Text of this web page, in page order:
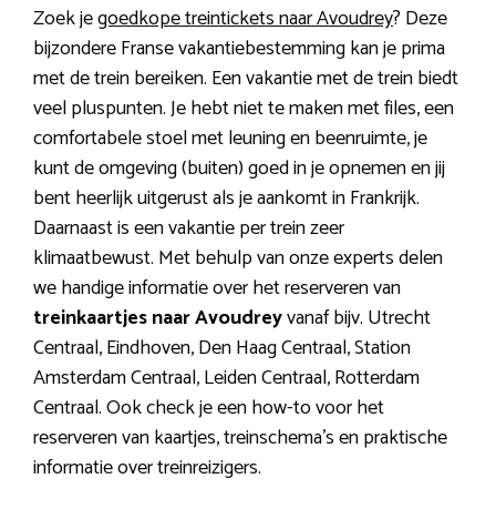
Zoek jegoedkope treintickets naar Avoudrey? Deze
bijzondere Franse vakantiebestemming kan je prima
met de trein bereiken. Een vakantie met de trein biedt
veel pluspunten. Je hebt niet te maken met files, een
comfortabele stoel met leuning en beenruimte, je
kunt de omgeving (buiten) goed in je opnemen en jij
bent heerlijk uitgerust als je aankomt in Frankrijk.
Daarnaast is een vakantie per trein zeer
klimaatbewust. Met behulp van onze experts delen
we handige informatie over het reserveren van
treinkaartjes naar Avoudreyvanaf bijv. Utrecht
Centraal, Eindhoven, Den Haag Centraal, Station
Amsterdam Centraal, Leiden Centraal, Rotterdam
Centraal. Ook check je een how-to voor het
reserveren van kaartjes, treinschema’s en praktische
informatie over treinreizigers.